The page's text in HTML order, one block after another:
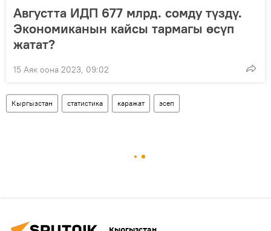
Августта ИДП 677 млрд. сомду түздү.
Экономиканын кайсы тармагы өсүп
жатат?
15 Аяк оона 2023, 09:02
Кыргызстан статистика каражат эсеп